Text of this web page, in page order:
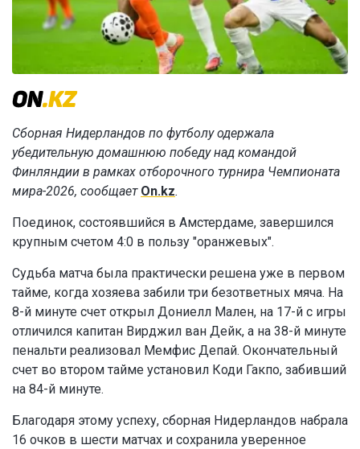
Сборная Нидерландов по футболу одержала
убедительную домашнюю победу над командой
Финляндии в рамках отборочного турнира Чемпионата
мира-2026, сообщает On.kz.
Поединок, состоявшийся в Амстердаме, завершился
крупным счетом 4:0 в пользу "оранжевых".
Судьба матча была практически решена уже в первом
тайме, когда хозяева забили три безответных мяча. На
8-й минуте счет открыл Дониелл Мален, на 17-й с игры
отличился капитан Вирджил ван Дейк, а на 38-й минуте
пенальти реализовал Мемфис Депай. Окончательный
счет во втором тайме установил Коди Гакпо, забивший
на 84-й минуте.
Благодаря этому успеху, сборная Нидерландов набрала
16 очков в шести матчах и сохранила уверенное